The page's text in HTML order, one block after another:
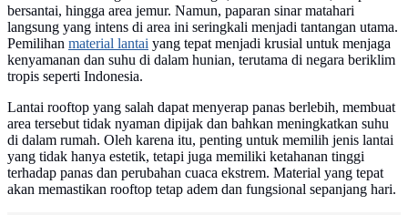
bersantai, hingga area jemur. Namun, paparan sinar matahari
langsung yang intens di area ini seringkali menjadi tantangan utama.
Pemilihan material lantai yang tepat menjadi krusial untuk menjaga
kenyamanan dan suhu di dalam hunian, terutama di negara beriklim
tropis seperti Indonesia.
Lantai rooftop yang salah dapat menyerap panas berlebih, membuat
area tersebut tidak nyaman dipijak dan bahkan meningkatkan suhu
di dalam rumah. Oleh karena itu, penting untuk memilih jenis lantai
yang tidak hanya estetik, tetapi juga memiliki ketahanan tinggi
terhadap panas dan perubahan cuaca ekstrem. Material yang tepat
akan memastikan rooftop tetap adem dan fungsional sepanjang hari.